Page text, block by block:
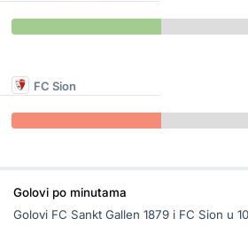
FC Sion
Golovi po minutama
Golovi FC Sankt Gallen 1879 i FC Sion u